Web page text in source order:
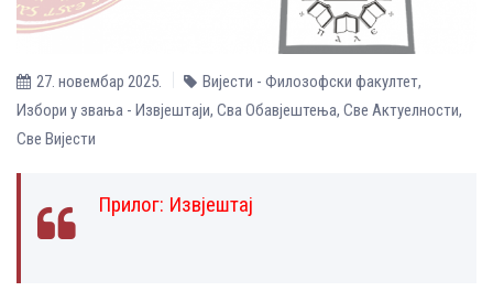
27. новембар 2025. Вијести - Филозофски факултет,
Избори у звања - Извјештаји, Сва Обавјештења, Све Aктуелности,
Све Вијести
Прилог: Извјештај